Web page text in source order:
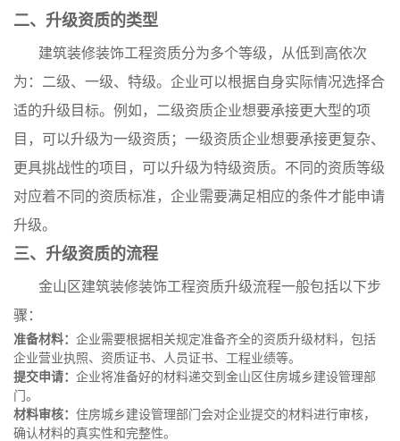
二、升级资质的类型
建筑装修装饰工程资质分为多个等级，从低到高依次
为：二级、一级、特级。企业可以根据自身实际情况选择合
适的升级目标。例如，二级资质企业想要承接更大型的项
目，可以升级为一级资质；一级资质企业想要承接更复杂、
更具挑战性的项目，可以升级为特级资质。不同的资质等级
对应着不同的资质标准，企业需要满足相应的条件才能申请
升级。
三、升级资质的流程
金山区建筑装修装饰工程资质升级流程一般包括以下步
骤：
准备材料： 企业需要根据相关规定准备齐全的资质升级材料，包括
企业营业执照、资质证书、人员证书、工程业绩等。
提交申请： 企业将准备好的材料递交到金山区住房城乡建设管理部
门。
材料审核： 住房城乡建设管理部门会对企业提交的材料进行审核，
确认材料的真实性和完整性。